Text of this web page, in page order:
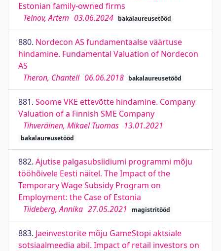
Estonian family-owned firms
Telnov, Artem 03.06.2024 bakalaureusetööd
880. Nordecon AS fundamentaalse väärtuse
hindamine. Fundamental Valuation of Nordecon
AS
Theron, Chantell 06.06.2018 bakalaureusetööd
881. Soome VKE ettevõtte hindamine. Company
Valuation of a Finnish SME Company
Tihveräinen, Mikael Tuomas 13.01.2021
bakalaureusetööd
882. Ajutise palgasubsiidiumi programmi mõju
tööhõivele Eesti näitel. The Impact of the
Temporary Wage Subsidy Program on
Employment: the Case of Estonia
Tiideberg, Annika 27.05.2021 magistritööd
883. Jaeinvestorite mõju GameStopi aktsiale
sotsiaalmeedia abil. Impact of retail investors on